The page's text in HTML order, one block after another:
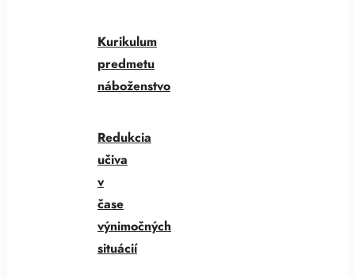
Kurikulum
predmetu
náboženstvo
Redukcia
učiva
v
čase
výnimočných
situácií